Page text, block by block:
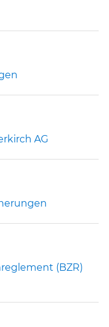
AG
(BZR)